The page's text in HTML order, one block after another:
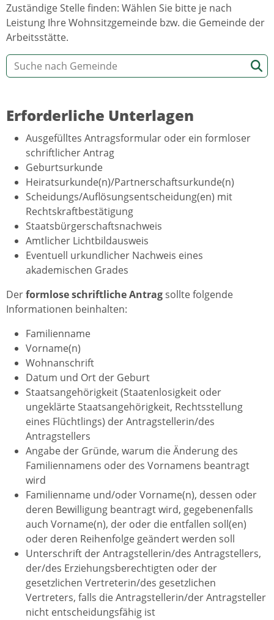
Zuständige Stelle finden: Wählen Sie bitte je nach
Leistung Ihre Wohnsitzgemeinde bzw. die Gemeinde der
Arbeitsstätte.
Erforderliche Unterlagen
Ausgefülltes Antragsformular oder ein formloser
schriftlicher Antrag
Geburtsurkunde
Heiratsurkunde(n)/Partnerschaftsurkunde(n)
Scheidungs/Auflösungsentscheidung(en) mit
Rechtskraftbestätigung
Staatsbürgerschaftsnachweis
Amtlicher Lichtbildausweis
Eventuell urkundlicher Nachweis eines
akademischen Grades
Derformlose schriftliche Antragsollte folgende
Informationen beinhalten:
Familienname
Vorname(n)
Wohnanschrift
Datum und Ort der Geburt
Staatsangehörigkeit (Staatenlosigkeit oder
ungeklärte Staatsangehörigkeit, Rechtsstellung
eines Flüchtlings) der Antragstellerin/des
Antragstellers
Angabe der Gründe, warum die Änderung des
Familiennamens oder des Vornamens beantragt
wird
Familienname und/oder Vorname(n), dessen oder
deren Bewilligung beantragt wird, gegebenenfalls
auch Vorname(n), der oder die entfallen soll(en)
oder deren Reihenfolge geändert werden soll
Unterschrift der Antragstellerin/des Antragstellers,
der/des Erziehungsberechtigten oder der
gesetzlichen Vertreterin/des gesetzlichen
Vertreters, falls die Antragstellerin/der Antragsteller
nicht entscheidungsfähig ist